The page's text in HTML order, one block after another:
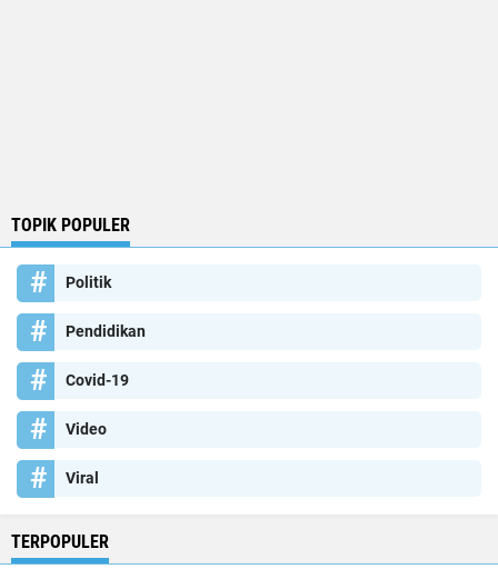
TOPIK POPULER
Politik
Pendidikan
Covid-19
Video
Viral
TERPOPULER